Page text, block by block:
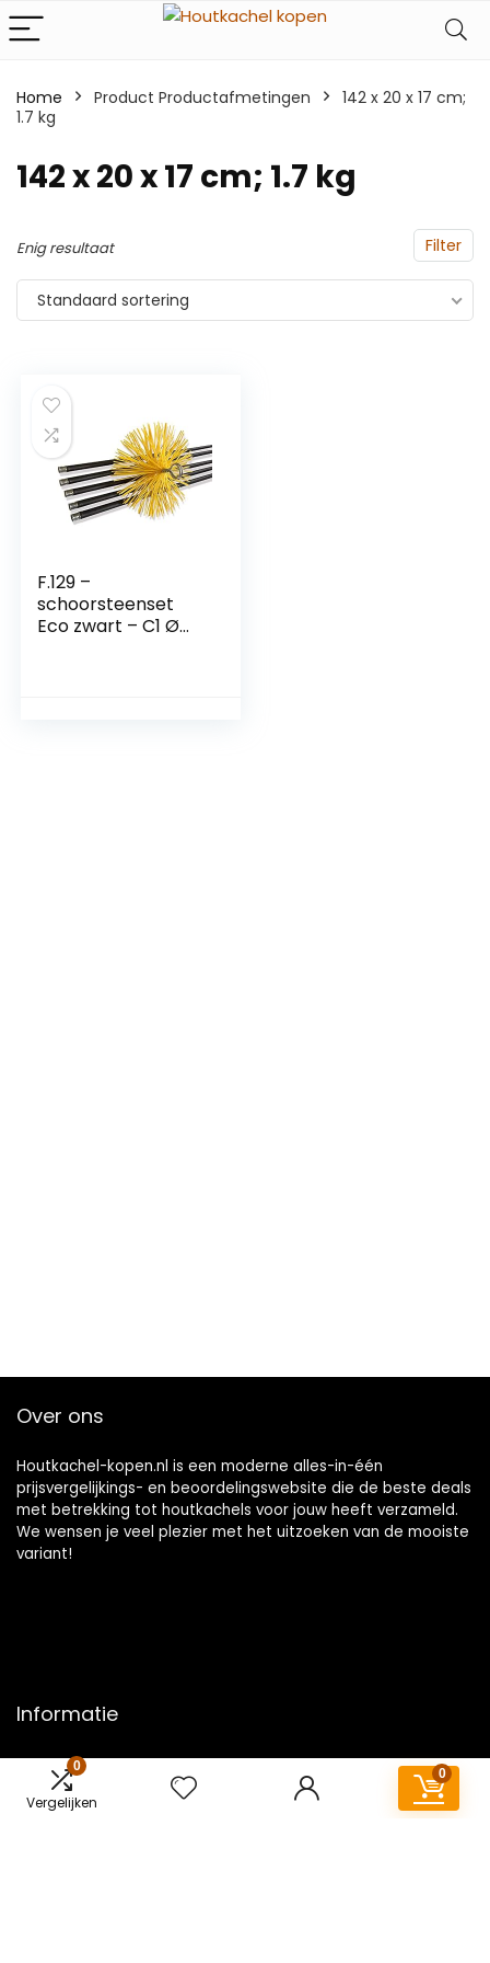
0
Vergelijken
0
Home Product Productafmetingen
‎142 x 20 x 17 cm;
1.7 kg
‎142 x 20 x 17 cm; 1.7 kg
Filter
Enig resultaat
Standaard sortering
F.129 –
schoorsteenset
Eco zwart – C1 Ø
Over ons
Houtkachel-kopen.nl is een moderne alles-in-één
prijsvergelijkings- en beoordelingswebsite die de beste deals
met betrekking tot houtkachels voor jouw heeft verzameld.
We wensen je veel plezier met het uitzoeken van de mooiste
variant!
Informatie
Contact
Klantenservice